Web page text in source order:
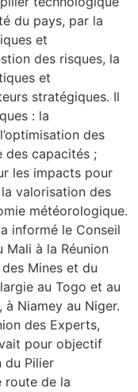
du pays, par la
et
des risques, la
et
stratégiques. Il
: la
des
des capacités ;
les impacts pour
valorisation des
météorologique.
informé le Conseil
à la Réunion
Mines et du
au Togo et au
Niamey au Niger.
des Experts,
pour objectif
du Pilier
route de la